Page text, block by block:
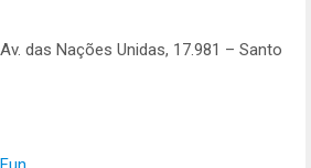
das Nações Unidas, 17.981 – Santo